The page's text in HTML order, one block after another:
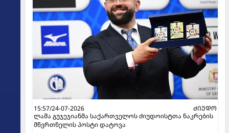
15:57/24-07-2026
ᲫᲘᲣᲓᲝ
ლაშა გუჯეჯიანმა საქართველოს ძიუდოისტთა ნაკრების
მწვრთნელის პოსტი დატოვა